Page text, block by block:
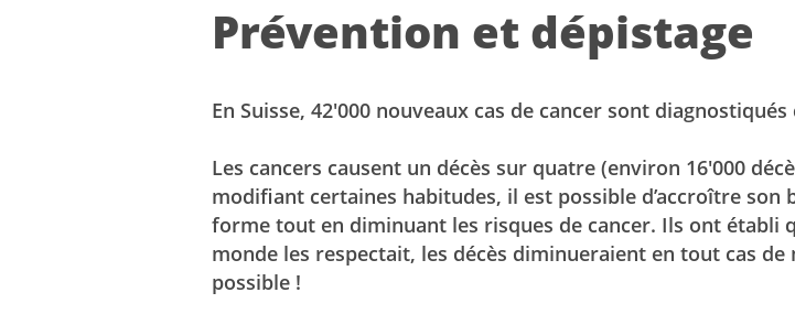
Prévention et dépistage
En Suisse, 42'000 nouveaux cas de cancer sont diagnostiqués
Les cancers causent un décès sur quatre (environ 16'000
modifiant certaines habitudes, il est possible d’accroître
forme tout en diminuant les risques de cancer. Ils ont établi
monde les respectait, les décès diminueraient en tout cas de
possible !